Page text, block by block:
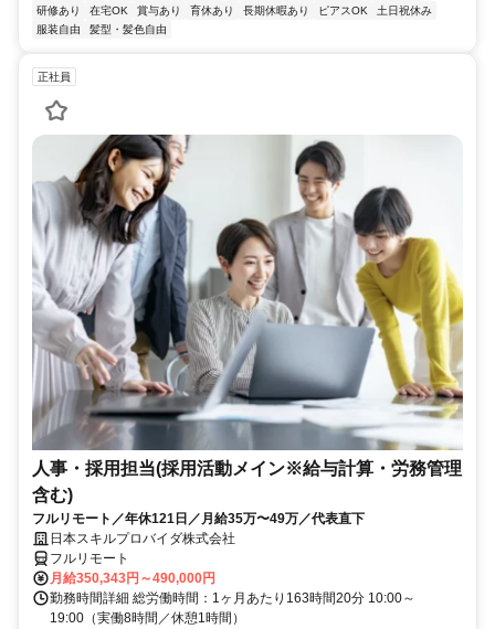
研修あり
在宅OK 賞与あり 育休あり 長期休暇あり ピアスOK
土日祝休み
服装自由
髪型・髪色自由
正社員
人事・採用担当(採用活動メイン※給与計算・労務管理
含む)
フルリモート／年休121日／月給35万〜49万／代表直下
日本スキルプロバイダ株式会社
フルリモート
月給350,343円～490,000円
勤務時間詳細 総労働時間：1ヶ月あたり163時間20分 10:00～
19:00（実働8時間／休憩1時間）